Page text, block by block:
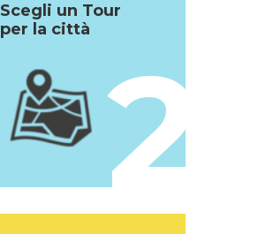
2
Scegli un Tour
per la città